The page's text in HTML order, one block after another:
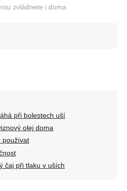
zvládnete i doma
při bolestech uší
olej doma
používat
čaj při tlaku v uších